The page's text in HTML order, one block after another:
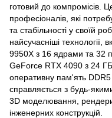
готовий до компромісів.
професіоналів, які
та стабільності у своїй
найсучасніші
9950X з 16 ядрами та 32
GeForce RTX 4090 з 24
оперативну пам'ять
справляється з будь-
3D моделювання,
інженерних конструкцій.